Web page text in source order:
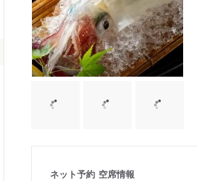
ネット予約 空席情報